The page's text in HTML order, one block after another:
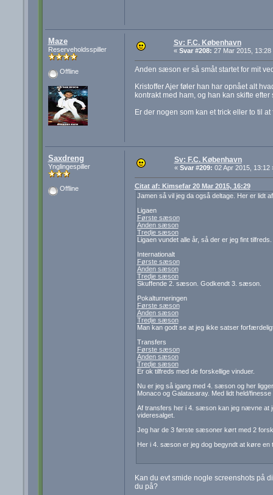
Maze
Reserveholdsspiller
Offline
Sv: F.C. København
« Svar #208: 27 Mar 2015, 13:28
Anden sæson er så småt startet for mit
Kristoffer Ajer føler han har opnået alt
kontrakt med ham, og han kan skifte
Er der nogen som kan et trick eller to til
Saxdreng
Ynglingespiller
Offline
Sv: F.C. København
« Svar #209: 02 Apr 2015, 13:12
Citat af: Kimsefar 20 Mar 2015, 16:29
Jamen så vil jeg da også deltage. Her er lidt
Ligaen
Første sæson
Anden sæson
Tredje sæson
Ligaen vundet alle år, så der er jeg fint
Internationalt
Første sæson
Anden sæson
Tredje sæson
Skuffende 2. sæson. Godkendt 3. sæson.
Pokalturneringen
Første sæson
Anden sæson
Tredje sæson
Man kan godt se at jeg ikke satser
Transfers
Første sæson
Anden sæson
Tredje sæson
Er ok tilfreds med de forskellige vinduer.
Nu er jeg så igang med 4. sæson og her
Monaco og Galatasaray. Med lidt held/
Af transfers her i 4. sæson kan jeg nævne at
videresalget.
Jeg har de 3 første sæsoner kørt med 2
Her i 4. sæson er jeg dog begyndt at køre
Kan du evt smide nogle screenshots på
du på?